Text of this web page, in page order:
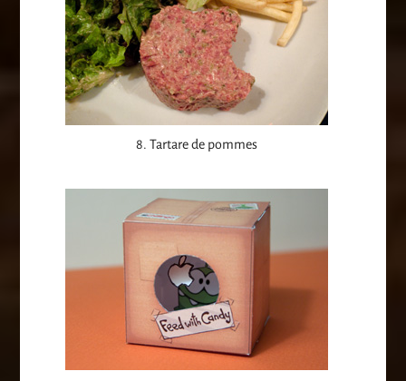
8. Tartare de pommes